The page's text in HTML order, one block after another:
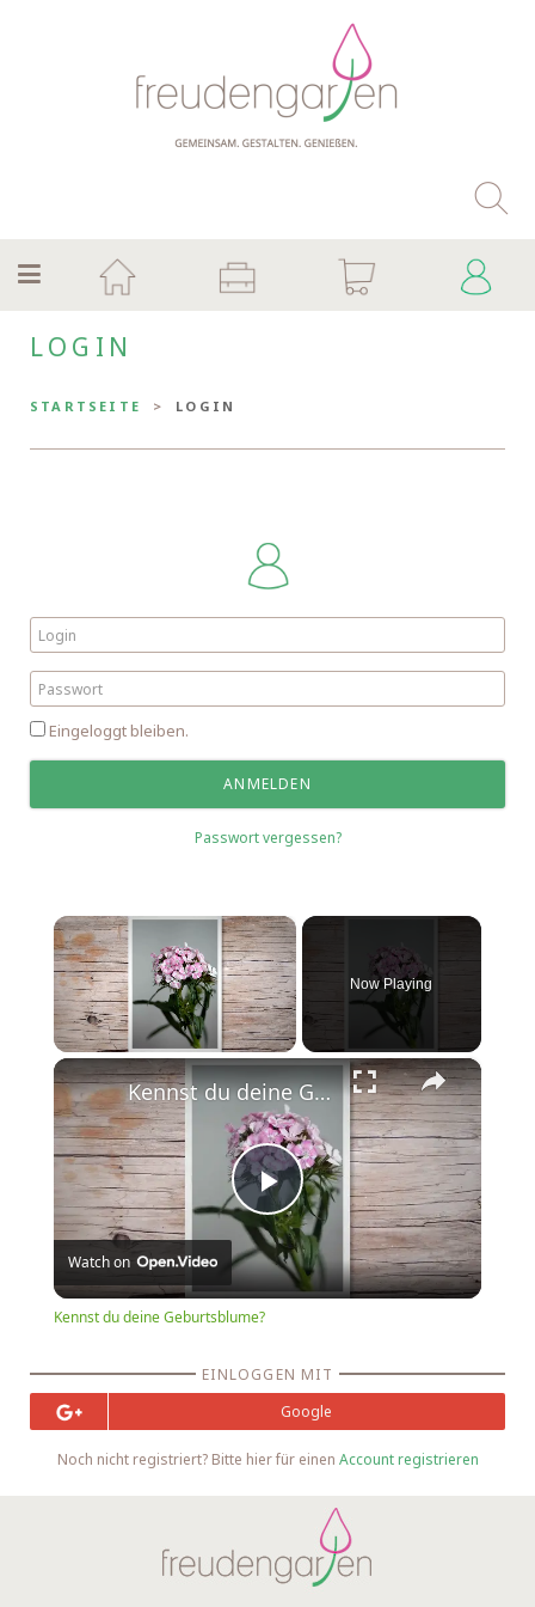
LOGIN
STARTSEITE LOGIN
Eingeloggt bleiben.
Passwort vergessen?
×
Now Playing
×
Play
Video
Kennst du deine Geburtsblume?
Watch on
Kennst du deine Geburtsblume?
EINLOGGEN MIT
Google
Noch nicht registriert? Bitte hier für einen Account registrieren